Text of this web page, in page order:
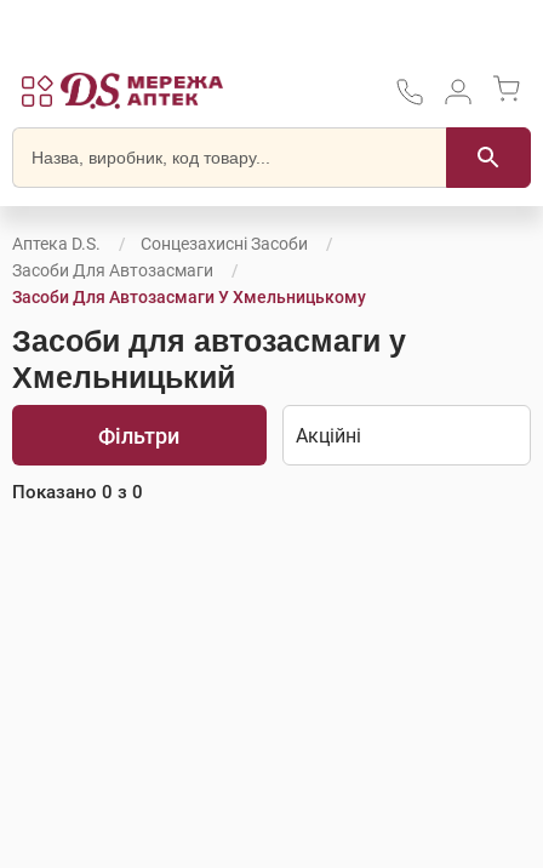
Аптека D.S.
Сонцезахисні Засоби
Засоби Для Автозасмаги
Засоби Для Автозасмаги У Хмельницькому
Засоби для автозасмаги у
Хмельницький
Фільтри
Показано 0 з 0